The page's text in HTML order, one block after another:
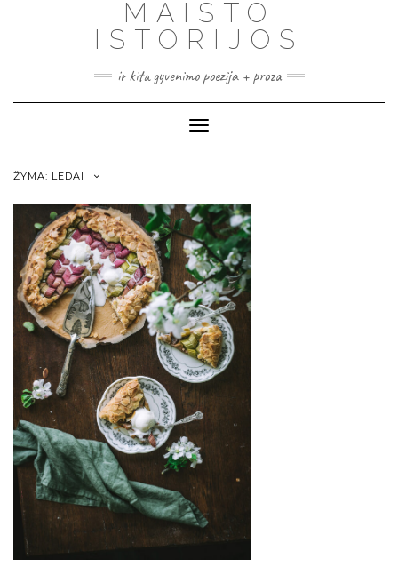
MAISTO
ISTORIJOS
ir kita gyvenimo poezija + proza
Toggle
Navigation
ŽYMA: LEDAI